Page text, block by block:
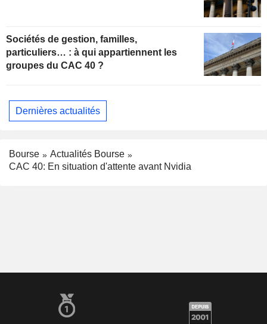
Sociétés de gestion, familles,
particuliers… : à qui appartiennent les
groupes du CAC 40 ?
Dernières actualités
Bourse
Actualités Bourse
CAC 40: En situation d'attente avant Nvidia